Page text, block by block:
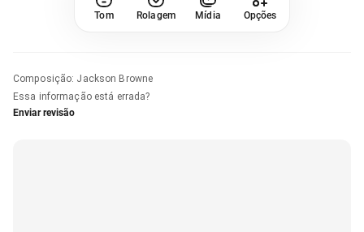
Tom Rolagem Mídia Opções
Composição: Jackson Browne
Essa informação está errada?
Enviar revisão